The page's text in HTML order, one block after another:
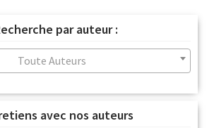
par auteur :
Toute Auteurs
avec nos auteurs